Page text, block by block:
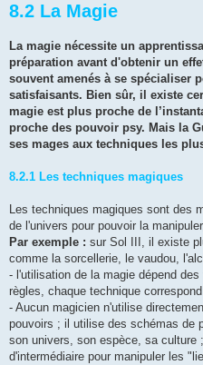
8.2 La Magie
La magie nécessite un
préparation avant d'obtenir un
souvent amenés à se spécialiser
satisfaisants. Bien sûr, il existe
magie est plus proche de
proche des pouvoir psy. Mais la
ses mages aux techniques les
8.2.1 Les techniques magiques
Les techniques magiques sont des
de l'univers pour pouvoir la
Par exemple : sur Sol III, il existe
comme la sorcellerie, le vaudou,
- l'utilisation de la magie dépend
règles, chaque technique
- Aucun magicien n'utilise
pouvoirs ; il utilise des schémas de
son univers, son espèce, sa
d'intermédiaire pour manipuler les